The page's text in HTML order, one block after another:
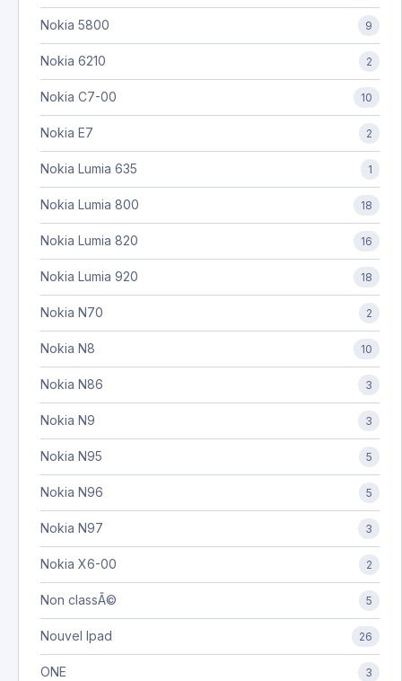
Nokia 5800 9
Nokia 6210 2
Nokia C7-00 10
Nokia E7 2
Nokia Lumia 635 1
Nokia Lumia 800 18
Nokia Lumia 820 16
Nokia Lumia 920 18
Nokia N70 2
Nokia N8 10
Nokia N86 3
Nokia N9 3
Nokia N95 5
Nokia N96 5
Nokia N97 3
Nokia X6-00 2
Non classÃ© 5
Nouvel Ipad 26
ONE 3